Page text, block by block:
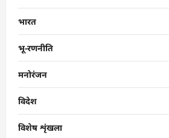
भारत
भू-रणनीति
मनोरंजन
विदेश
विशेष शृंखला